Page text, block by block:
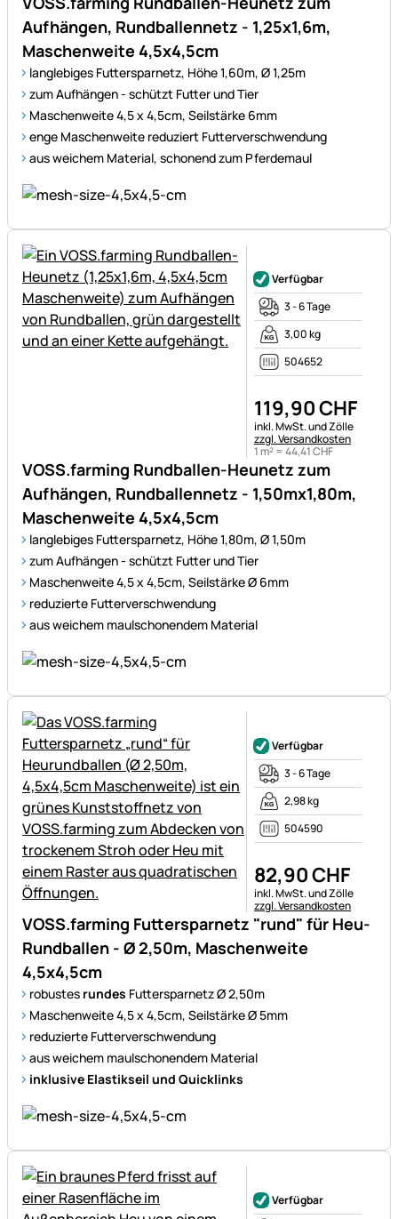
Aufhängen, Rundballennetz - 1,25x1,6m,
Maschenweite 4,5x4,5cm
langlebiges Futtersparnetz, Höhe 1,60m, Ø 1,25m
zum Aufhängen - schützt Futter und Tier
Maschenweite 4,5 x 4,5cm, Seilstärke 6mm
enge Maschenweite reduziert Futterverschwendung
aus weichem Material, schonend zum Pferdemaul
VOSS.farming Rundballen-Heunetz zum
Aufhängen, Rundballennetz - 1,50mx1,80m,
Maschenweite 4,5x4,5cm
langlebiges Futtersparnetz, Höhe 1,80m, Ø 1,50m
zum Aufhängen - schützt Futter und Tier
Maschenweite 4,5 x 4,5cm, Seilstärke Ø 6mm
reduzierte Futterverschwendung
aus weichem maulschonendem Material
Verfügbar
3 - 6 Tage
3,00 kg
504652
119,90CHF
Steuerhinweis:
inkl. MwSt. und Zölle
zzgl. Versandkosten
1 m² =44,41CHF
VOSS.farming Futtersparnetz "rund" für Heu-
Rundballen - Ø 2,50m, Maschenweite
4,5x4,5cm
robustes rundes Futtersparnetz Ø 2,50m
Maschenweite 4,5 x 4,5cm, Seilstärke Ø 5mm
reduzierte Futterverschwendung
aus weichem maulschonendem Material
inklusive Elastikseil und Quicklinks
Verfügbar
3 - 6 Tage
2,98 kg
504590
82,90CHF
Steuerhinweis:
inkl. MwSt. und Zölle
zzgl. Versandkosten
Verfügbar